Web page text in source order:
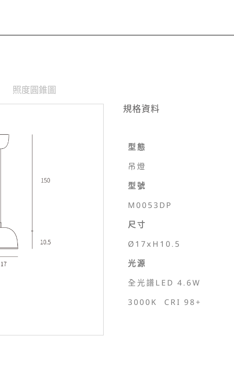
照度圓錐圖
規格資料
型態
吊燈
型號
M0053DP
尺寸
Ø17xH10.5
光源
全光譜LED 4.6W
3000K CRI 98+